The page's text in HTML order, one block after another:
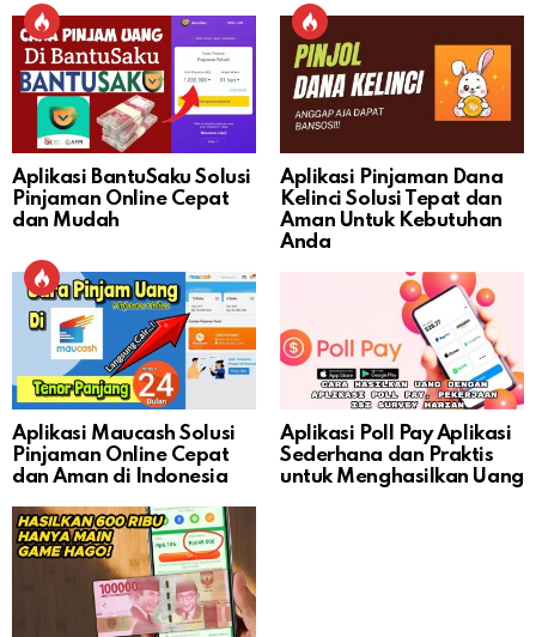
Aplikasi BantuSaku Solusi
Pinjaman Online Cepat
dan Mudah
Aplikasi Pinjaman Dana
Kelinci Solusi Tepat dan
Aman Untuk Kebutuhan
Anda
Aplikasi Maucash Solusi
Pinjaman Online Cepat
dan Aman di Indonesia
Aplikasi Poll Pay Aplikasi
Sederhana dan Praktis
untuk Menghasilkan Uang